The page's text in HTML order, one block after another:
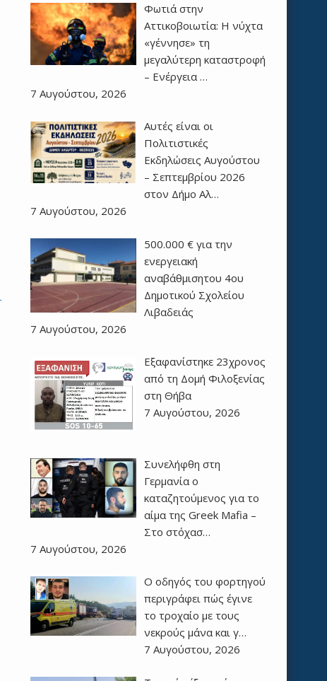
Φωτιά στην
Αττικοβοιωτία: Η νύχτα
«γέννησε» τη
μεγαλύτερη καταστροφή
– Ενέργεια …
7 Αυγούστου, 2026
Αυτές είναι οι
Πολιτιστικές
Εκδηλώσεις Αυγούστου
– Σεπτεμβρίου 2026
στον Δήμο Αλ…
7 Αυγούστου, 2026
500.000 € για την
ενεργειακή
αναβάθμισητου 4ου
Δημοτικού Σχολείου
Λιβαδειάς
7 Αυγούστου, 2026
Εξαφανίστηκε 23χρονος
από τη Δομή Φιλοξενίας
στη Θήβα
7 Αυγούστου, 2026
Συνελήφθη στη
Γερμανία ο
καταζητούμενος για το
αίμα της Greek Mafia –
Στο στόχασ…
7 Αυγούστου, 2026
Ο οδηγός του φορτηγού
περιγράφει πώς έγινε
το τροχαίο με τους
νεκρούς μάνα και γ…
7 Αυγούστου, 2026